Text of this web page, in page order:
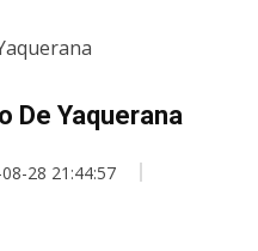
De Yaquerana
28 21:44:57